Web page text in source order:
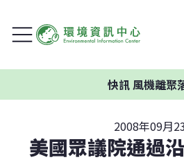
快訊風機離聚落
2008年09月
美國眾議院通過